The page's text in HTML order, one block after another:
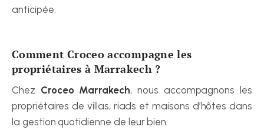
anticipée.
Comment Croceo accompagne les
propriétaires à Marrakech ?
Chez Croceo Marrakech, nous accompagnons les
propriétaires de villas, riads et maisons d’hôtes dans
la gestion quotidienne de leur bien.